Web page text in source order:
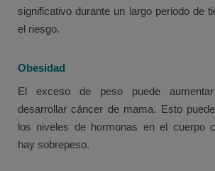
significativo durante un largo periodo de
el riesgo.
Obesidad
El exceso de peso puede
desarrollar cáncer de mama. Esto
los niveles de hormonas en el cuerpo
hay sobrepeso.